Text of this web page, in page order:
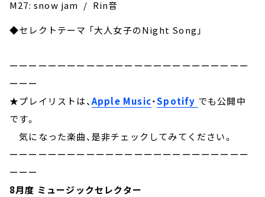
M27: snow jam / Rin音
◆セレクトテーマ 「大人女子のNight Song」
ーーーーーーーーーーーーーーーーーーーーーーーーー
ーーー
★プレイリストは、Apple Music・Spotify でも公開中
です。
気になった楽曲、是非チェックしてみてください。
ーーーーーーーーーーーーーーーーーーーーーーーーー
ーーー
8月度 ミュージックセレクター